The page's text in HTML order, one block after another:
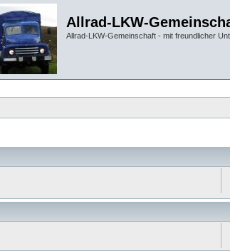
Allrad-LKW-
Allrad-LKW-Gemeinschaft - mit freundlicher